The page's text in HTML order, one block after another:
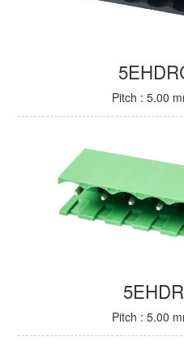
Pitch : 5.00
Pitch : 5.00